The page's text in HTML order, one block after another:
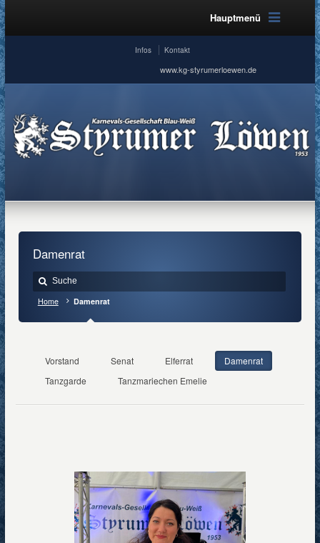
Hauptmenü
Infos Kontakt
www.kg-styrumerloewen.de
Damenrat
Home Damenrat
Vorstand Senat Elferrat
Damenrat
Tanzgarde
Tanzmariechen Emelie